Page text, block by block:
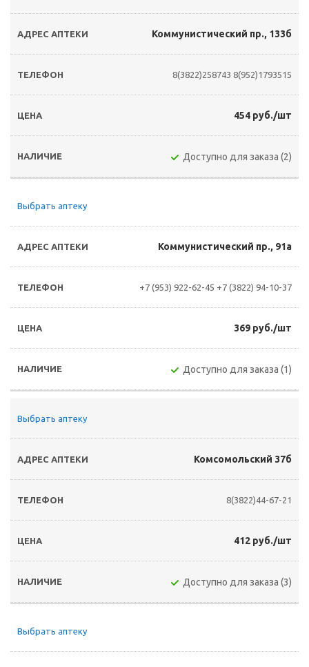
Коммунистический пр., 133б
8(3822)258743 8(952)1793515
454 руб./шт
Доступно для заказа (2)
Выбрать аптеку
Коммунистический пр., 91а
+7 (953) 922-62-45 +7 (3822) 94-10-37
369 руб./шт
Доступно для заказа (1)
Выбрать аптеку
Комсомольский 37б
8(3822)44-67-21
412 руб./шт
Доступно для заказа (3)
Выбрать аптеку